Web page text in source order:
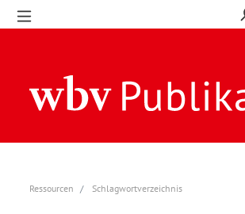
Ressourcen Schlagwortverzeichnis